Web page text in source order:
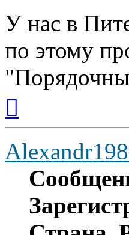
У нас в
по этому
началу